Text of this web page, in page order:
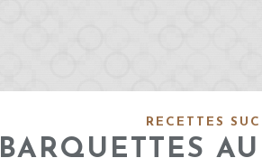
RECETTES
BARQUETTES